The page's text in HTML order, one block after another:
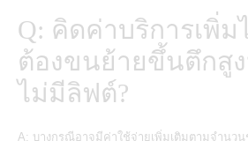
Q: คิดค่าบริการเพิ่
ต้องขนย้ายขึ้นตึกสู
ไม่มีลิฟต์?
A: บางกรณีอาจมีค่าใช้จ่ายเพิ่มเติมตามจำนว